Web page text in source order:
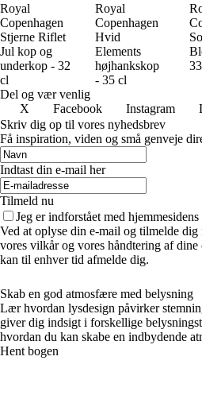
Royal
Copenhagen
Stjerne Riflet
Jul kop og
underkop - 32
cl
Royal
Copenhagen
Hvid
Elements
højhankskop
- 35 cl
Del og vær venlig
X
Facebook Instagram
Skriv dig op til vores nyhedsbrev
Få inspiration, viden og små genveje
Indtast din e-mail her
Tilmeld nu
Jeg er indforstået med
Ved at oplyse din e-mail og tilmelde
vores vilkår og vores håndtering af
kan til enhver tid afmelde dig.
Skab en god atmosfære med belysning
Lær hvordan lysdesign påvirker
giver dig indsigt i forskellige
hvordan du kan skabe en indbydende
Hent bogen